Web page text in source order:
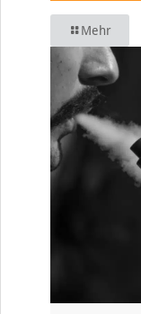
Mehr